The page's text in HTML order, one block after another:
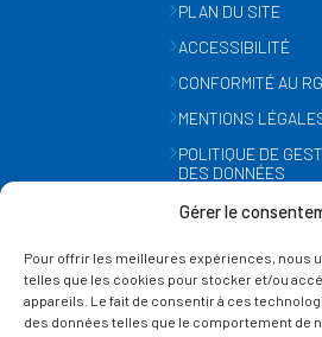
Gérer le
Pour offrir les meilleures expériences, nous
telles que les cookies pour stocker et/ou
appareils. Le fait de consentir à ces
des données telles que le comportement de
PLAN DU SITE
ACCESSIBILITÉ
CONFORMITÉ AU
MENTIONS
POLITIQUE DE
DES DONNÉES
GESTION DES